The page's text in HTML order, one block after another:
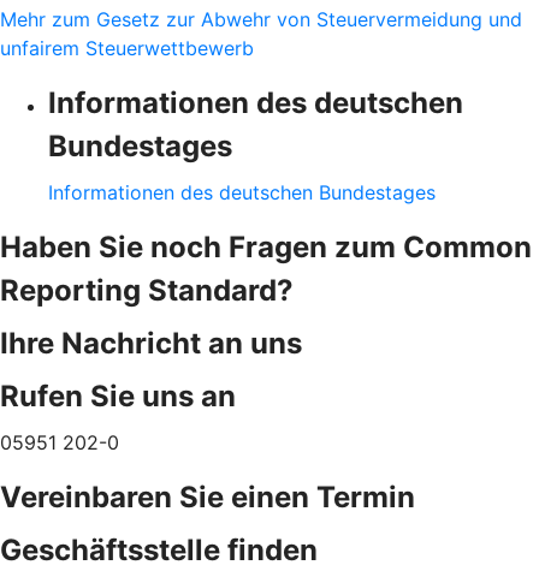
Mehr zum Gesetz zur Abwehr von Steuervermeidung und
unfairem Steuerwettbewerb
Informationen des deutschen
Bundestages
Informationen des deutschen Bundestages
Haben Sie noch Fragen zum Common
Reporting Standard?
Ihre Nachricht an uns
Rufen Sie uns an
05951 202-0
Vereinbaren Sie einen Termin
Geschäftsstelle finden